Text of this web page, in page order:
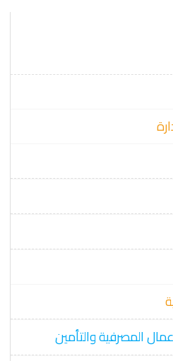
المصرفية والتأمين